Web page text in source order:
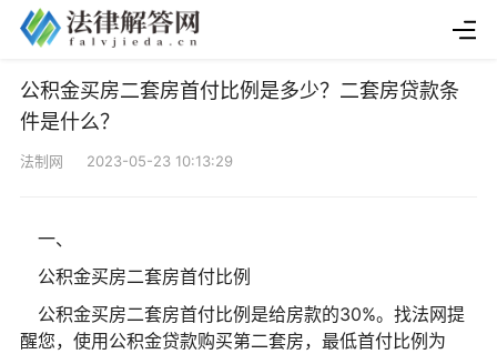
公积金买房二套房首付比例是多少？二套房贷款条
件是什么？
法制网 2023-05-23 10:13:29
一、
公积金买房二套房首付比例
公积金买房二套房首付比例是给房款的30%。找法网提
醒您，使用公积金贷款购买第二套房，最低首付比例为